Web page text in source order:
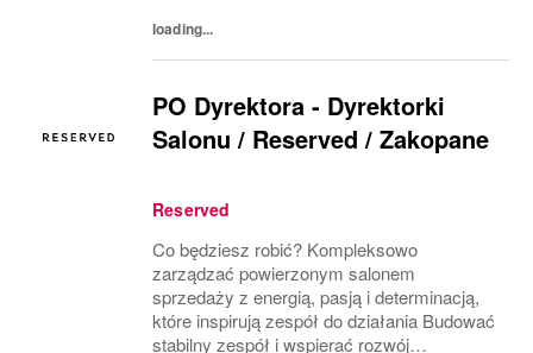
Tworzyć i...
loading...
PO Dyrektora - Dyrektorki
Salonu / Reserved / Zakopane
Reserved
Co będziesz robić? Kompleksowo
zarządzać powierzonym salonem
sprzedaży z energią, pasją i determinacją,
które inspirują zespół do działania Budować
stabilny zespół i wspierać rozwój